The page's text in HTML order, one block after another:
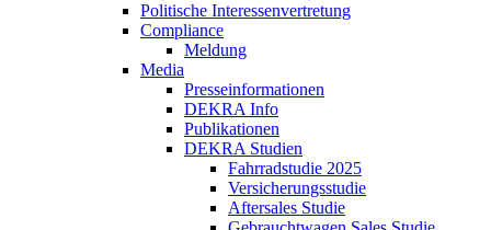
Politische Interessenvertretung
Compliance
Meldung
Media
Presseinformationen
DEKRA Info
Publikationen
DEKRA Studien
Fahrradstudie 2025
Versicherungsstudie
Aftersales Studie